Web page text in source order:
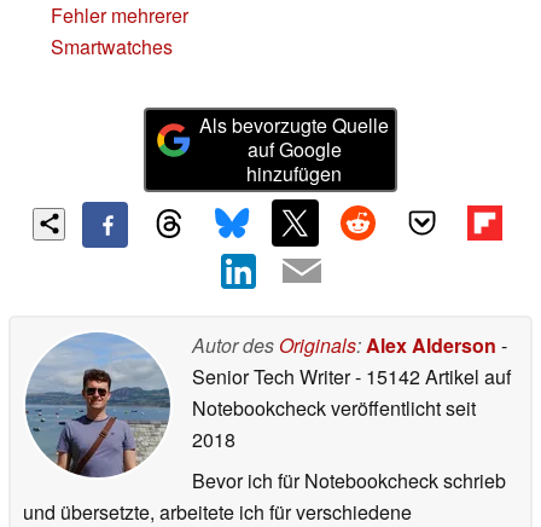
Fehler mehrerer
Smartwatches
Als bevorzugte Quelle
auf Google
hinzufügen
Autor des Originals:Alex Alderson -
Senior Tech Writer- 15142 Artikel auf
Notebookcheck veröffentlichtseit
2018
Bevor ich für Notebookcheck schrieb
und übersetzte, arbeitete ich für verschiedene